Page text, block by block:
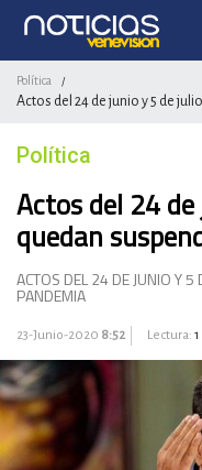
Política /
Actos del 24 de junio y 5 de
Política
Actos del 24
quedan
ACTOS DEL 24 DE JUNIO Y
PANDEMIA
23-Junio-2020 8:52 Lectura: